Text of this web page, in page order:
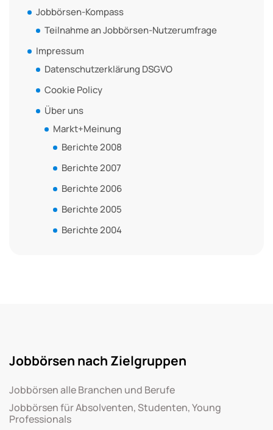
Jobbörsen-Kompass
Teilnahme an Jobbörsen-Nutzerumfrage
Impressum
Datenschutzerklärung DSGVO
Cookie Policy
Über uns
Markt+Meinung
Berichte 2008
Berichte 2007
Berichte 2006
Berichte 2005
Berichte 2004
Jobbörsen nach Zielgruppen
Jobbörsen alle Branchen und Berufe
Jobbörsen für Absolventen, Studenten, Young
Professionals